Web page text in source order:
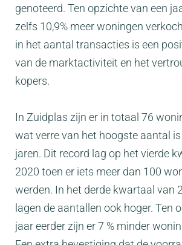
genoteerd. Ten opzichte van een
zelfs 10,9% meer woningen
in het aantal transacties is een
van de marktactiviteit en het
kopers.
In Zuidplas zijn er in totaal 76
wat verre van het hoogste aantal
jaren. Dit record lag op het vierde
2020 toen er iets meer dan 100
werden. In het derde kwartaal van
lagen de aantallen ook hoger. Ten
jaar eerder zijn er 7 % minder